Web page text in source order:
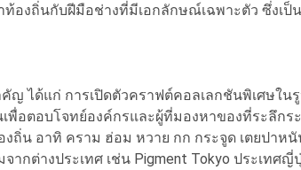
องถิ่นกับฝีมือช่างที่มีเอกลักษณ์เฉพาะตัว ซึ่งเ
ญ ได้แก่ การเปิดตัวคราฟต์คอลเลกชันพิเศษใน
พื่อตอบโจทย์องค์กรและผู้ที่มองหาของที่ระลึก
งถิ่น อาทิ คราม ฮ่อม หวาย กก กระจูด เตยปาห
ากต่างประเทศ เช่น Pigment Tokyo ประเทศ